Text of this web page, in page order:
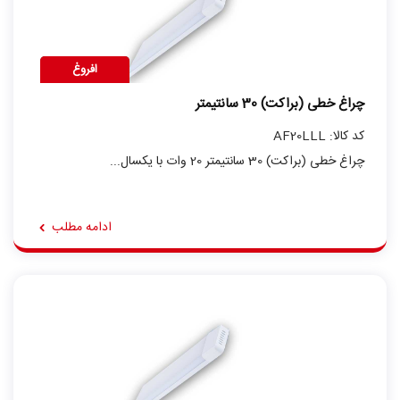
افروغ
چراغ خطی (براکت) 30 سانتیمتر
کد کالا: AF20LLL
چراغ خطی (براکت) 30 سانتیمتر 20 وات با یکسال...
ادامه مطلب